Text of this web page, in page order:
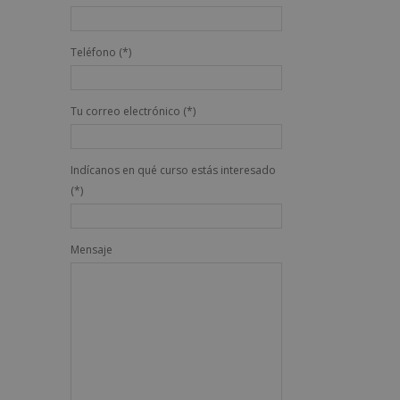
Teléfono (*)
Tu correo electrónico (*)
Indícanos en qué curso estás interesado
(*)
Mensaje